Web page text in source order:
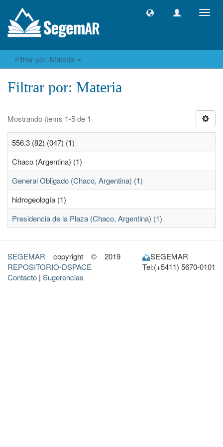
Filtrar por: Materia
Filtrar por: Materia
Mostrando ítems 1-5 de 1
556.3 (82) (047) (1)
Chaco (Argentina) (1)
General Obligado (Chaco, Argentina) (1)
hidrogeología (1)
Presidencia de la Plaza (Chaco, Argentina) (1)
SEGEMAR copyright © 2019
REPOSITORIO-DSPACE
Contacto | Sugerencias
SEGEMAR
Tel:(+5411) 5670-0101